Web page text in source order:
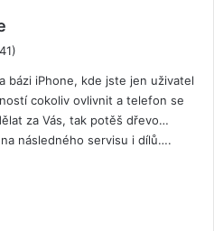
a
s
a
l
:
bázi iPhone, kde jste jen uživatel
cokoliv ovlivnit a telefon se
za Vás, tak potěš dřevo…
následného servisu i dílů….